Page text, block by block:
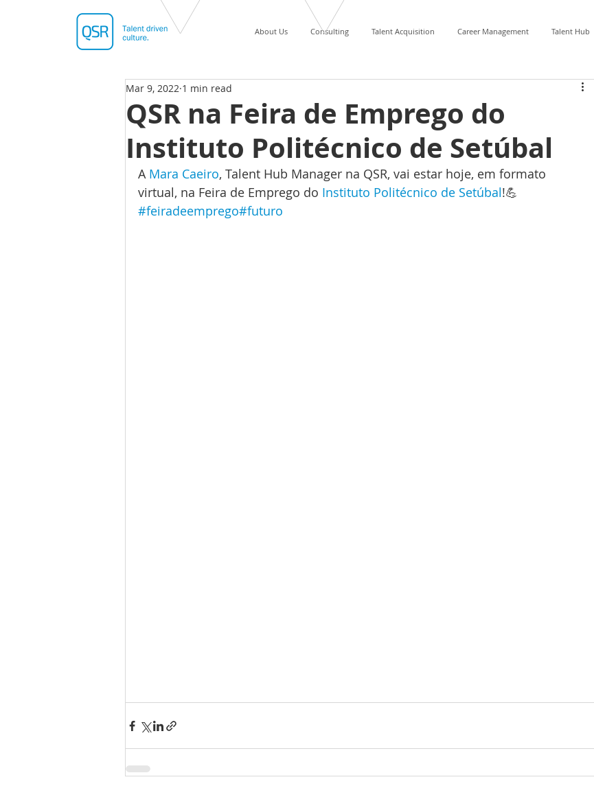
About Us Consulting Talent Acquisition Career Management Talent Hub
QSR na Feira de Emprego do
Instituto Politécnico de Setúbal
Mar 9, 2022 1 min read
A Mara Caeiro, Talent Hub Manager na QSR, vai estar hoje, em formato
virtual, na Feira de Emprego do Instituto Politécnico de Setúbal!💪
#feiradeemprego#futuro